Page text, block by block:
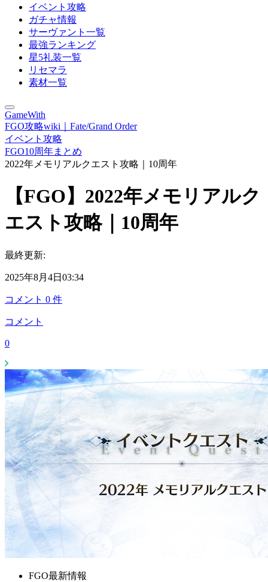
イベント攻略
ガチャ情報
サーヴァント一覧
最強ランキング
星5礼装一覧
リセマラ
素材一覧
GameWith
FGO攻略wiki｜Fate/Grand Order
イベント攻略
FGO10周年まとめ
2022年メモリアルクエスト攻略｜10周年
【FGO】2022年メモリアルク
エスト攻略｜10周年
最終更新:
2025年8月4日03:34
コメント 0 件
コメント
0
FGO最新情報